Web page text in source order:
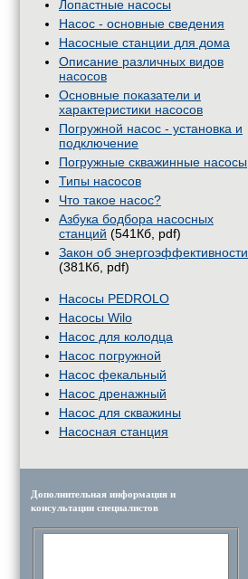
Лопастные насосы
Насос - основные сведения
Насосные станции для дома
Описание различных видов
насосов
Основные показатели и
характеристики насосов
Погружной насос - установка и
подключение
Погружные скважинные насосы
Типы насосов
Что такое насос?
Азбука бодбора насосных
станций (541Кб, pdf)
Закон об энергоэффективности
(381Кб, pdf)
Насосы PEDROLO
Насосы Wilo
Насос для колодца
Насос погружной
Насос фекальный
Насос дренажный
Насос для скважины
Насосная станция
Дополнительная информация и
консультации специалистов